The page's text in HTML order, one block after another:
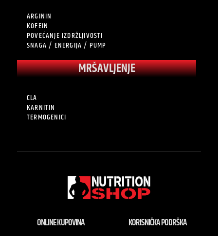
ARGININ
KOFEIN
POVEĆANJE IZDRŽLJIVOSTI
SNAGA / ENERGIJA / PUMP
MRŠAVLJENJE
CLA
KARNITIN
TERMOGENICI
ONLINE KUPOVINA KORISNIČKA PODRŠKA